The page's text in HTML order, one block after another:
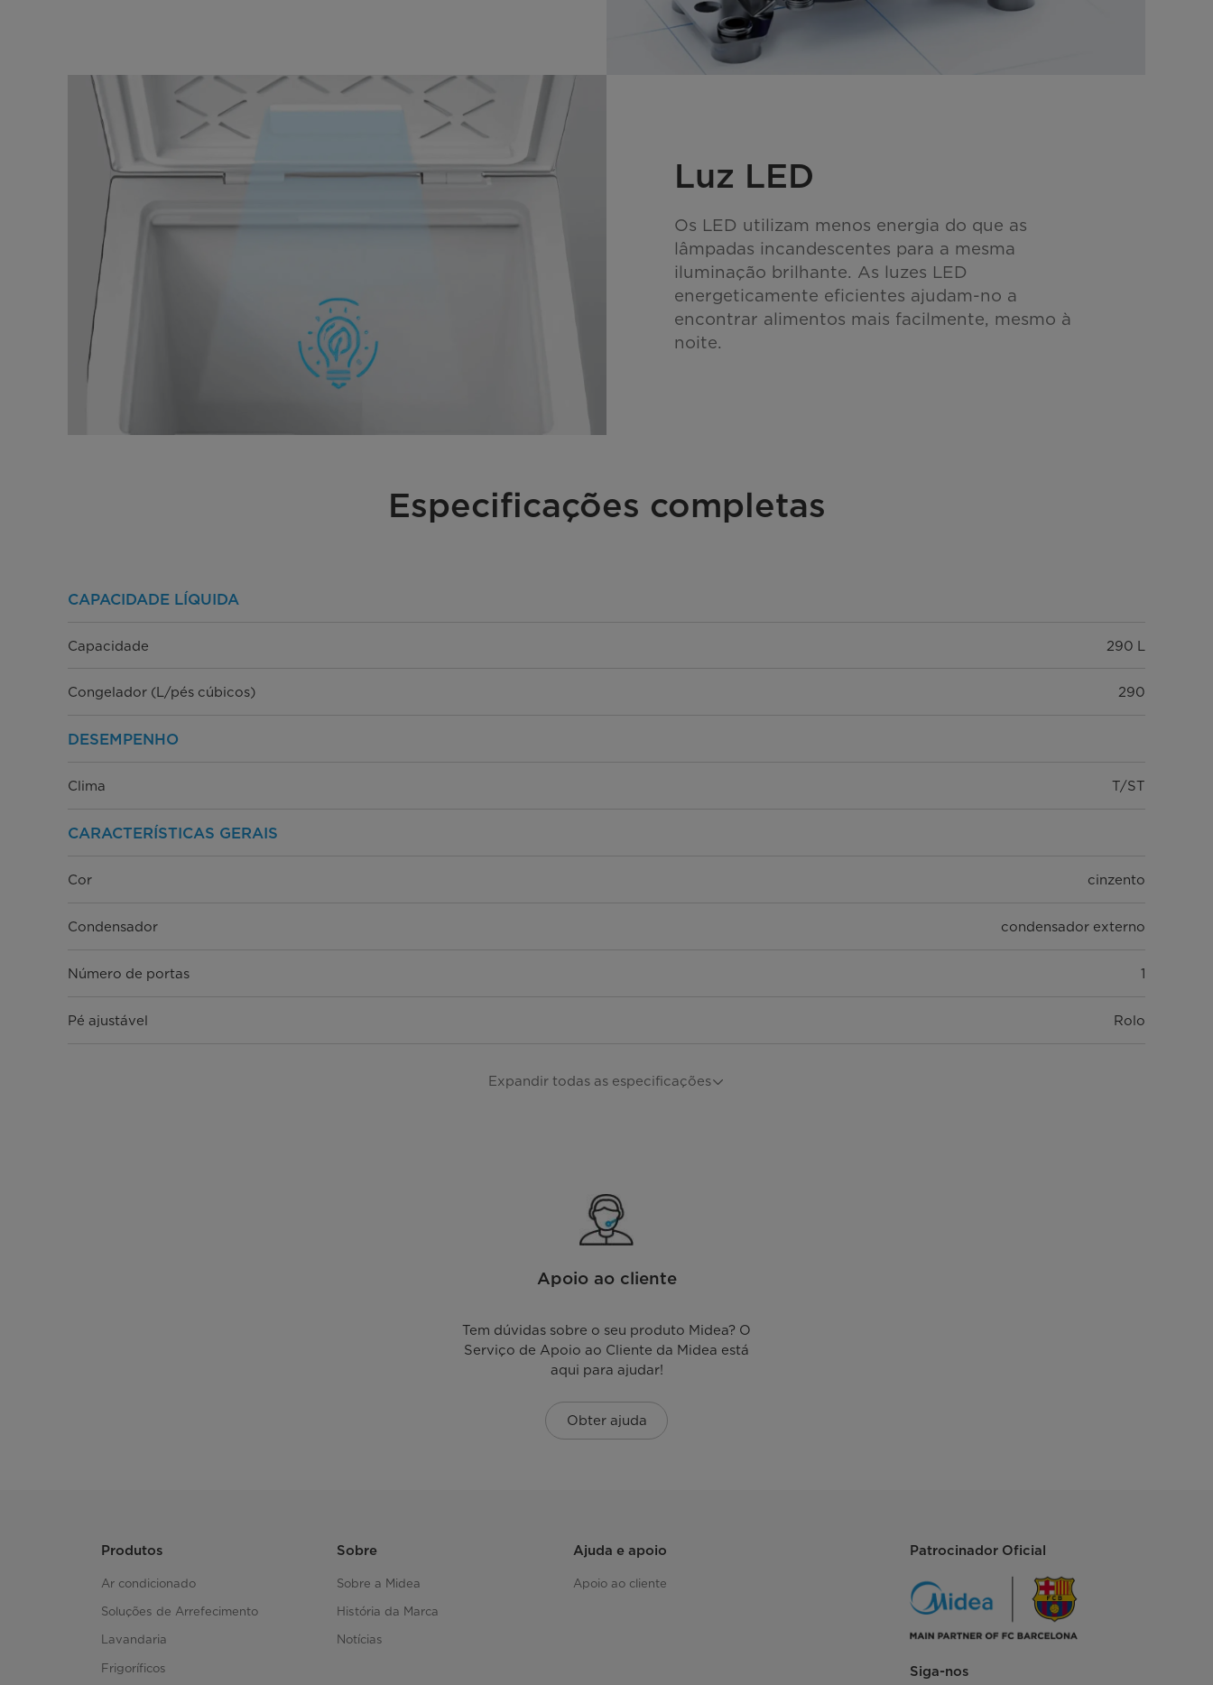
Luz LED
Os LED utilizam menos energia do que as
lâmpadas incandescentes para a mesma
iluminação brilhante. As luzes LED
energeticamente eficientes ajudam-no a
encontrar alimentos mais facilmente, mesmo à
noite.
Especificações completas
CAPACIDADE LÍQUIDA
Capacidade 290 L
Congelador (L/pés cúbicos) 290
DESEMPENHO
Clima T/ST
CARACTERÍSTICAS GERAIS
Cor cinzento
Condensador condensador externo
Número de portas 1
Pé ajustável Rolo
Tubo de congelação tipo D
Largura: mm (líquida/embalagem)
Expandir todas as especificações
Apoio ao cliente
Tem dúvidas sobre o seu produto Midea? O
Serviço de Apoio ao Cliente da Midea está
aqui para ajudar!
Obter ajuda
Produtos
Ar condicionado
Soluções de Arrefecimento
Lavandaria
Frigoríficos
Sobre
Sobre a Midea
História da Marca
Notícias
Ajuda e apoio
Apoio ao cliente
Patrocinador Oficial
Siga-nos